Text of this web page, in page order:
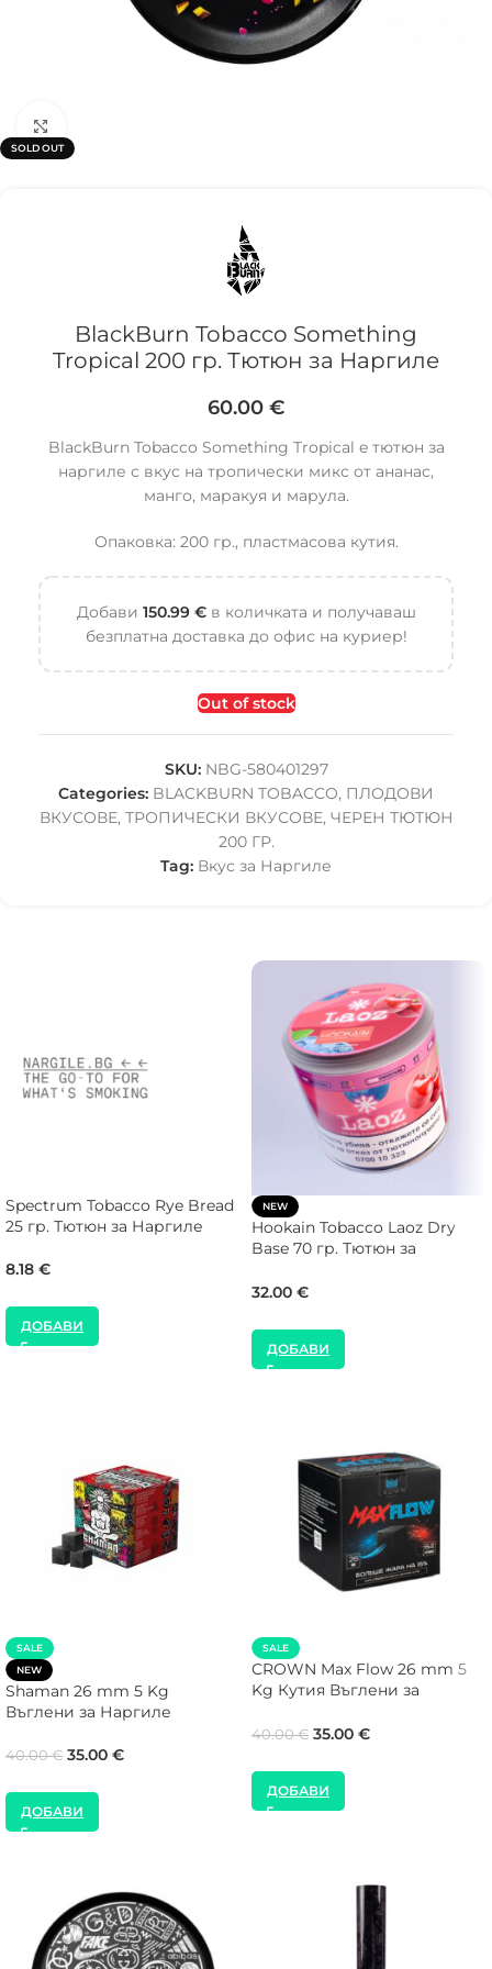
SOLD OUT
BlackBurn Tobacco Something
Tropical 200 гр. Тютюн за Наргиле
60.00 €
BlackBurn Tobacco Something Tropical e тютюн за
наргиле с вкус нa тропически микс от ананас,
манго, маракуя и марула.
Опаковка: 200 гр., пластмасова кутия.
Добави 150.99 €в количката и получаваш
безплатна доставка до офис на куриер!
Out of stock
SKU: NBG-580401297
Categories: BLACKBURN TOBACCO, ПЛОДОВИ
ВКУСОВЕ, ТРОПИЧЕСКИ ВКУСОВЕ, ЧЕРЕН ТЮТЮН
200 ГР.
Tag: Вкус за Наргиле
Spectrum Tobacco Rye Bread
25 гр. Тютюн за Наргиле
8.18 €
ДОБАВИ
NEW
Hookain Tobacco Laoz Dry
Base 70 гр. Тютюн за
32.00 €
ДОБАВИ
SALE
NEW
Shaman 26 mm 5 Kg
Въглени за Наргиле
40.00€ 35.00 €
ДОБАВИ
SALE
CROWN Max Flow 26 mm 5
Kg Кутия Въглени за
40.00€ 35.00 €
ДОБАВИ